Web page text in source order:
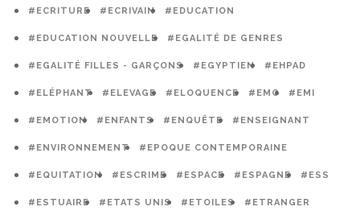
#ECRITURE #ECRIVAIN #EDUCATION
#EDUCATION NOUVELLE #EGALITÉ DE GENRES
#EGALITÉ FILLES - GARÇONS #EGYPTIEN #EHPAD
#ELÉPHANT #ELEVAGE #ELOQUENCE #EMC #EMI
#EMOTION #ENFANTS #ENQUÊTE #ENSEIGNANT
#ENVIRONNEMENT #EPOQUE CONTEMPORAINE
#EQUITATION #ESCRIME #ESPACE #ESPAGNE #ESS
#ESTUAIRE #ETATS UNIS #ETOILES #ETRANGER